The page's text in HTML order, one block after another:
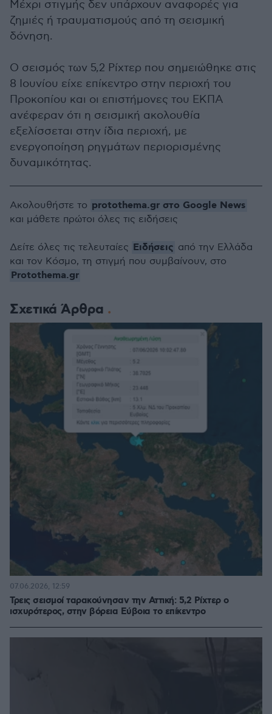
Μέχρι στιγμής δεν υπάρχουν αναφορές για
ζημιές ή τραυματισμούς από τη σεισμική
δόνηση.
Ο σεισμός των 5,2 Ρίχτερ που σημειώθηκε στις
8 Ιουνίου είχε επίκεντρο στην περιοχή του
Προκοπίου και οι επιστήμονες του ΕΚΠΑ
ανέφεραν ότι η σεισμική ακολουθία
εξελίσσεται στην ίδια περιοχή, με
ενεργοποίηση ρηγμάτων περιορισμένης
δυναμικότητας.
Σχετικά Άρθρα
Τρεις σεισμοί ταρακούνησαν την Αττική: 5,2 Ρίχτερ ο
ισχυρότερος, στην βόρεια Εύβοια το επίκεντρο
07.06.2026, 12:59
Ακολουθήστε το protothema.gr στο Google News
και μάθετε πρώτοι όλες τις ειδήσεις
Δείτε όλες τις τελευταίες Ειδήσεις από την Ελλάδα
και τον Κόσμο, τη στιγμή που συμβαίνουν, στο
Protothema.gr